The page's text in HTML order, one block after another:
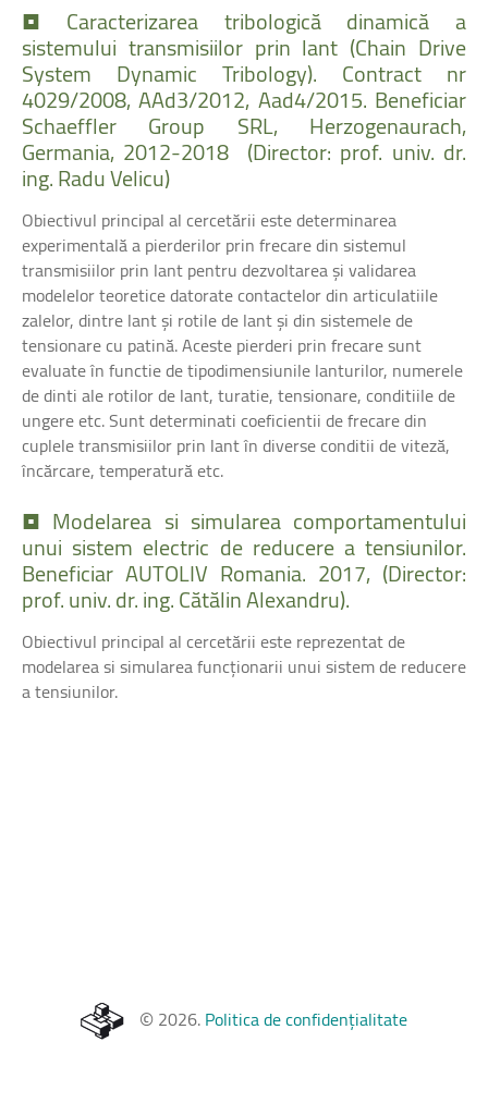
• Caracterizarea tribologică dinamică a
sistemului transmisiilor prin lant (Chain Drive
System Dynamic Tribology). Contract nr
4029/2008, AAd3/2012, Aad4/2015. Beneficiar
Schaeffler Group SRL, Herzogenaurach,
Germania, 2012-2018 (Director: prof. univ. dr.
ing.RaduVelicu)
Obiectivul principal al cercetării este determinarea
experimentală a pierderilor prin frecare din sistemul
transmisiilor prin lant pentru dezvoltarea şi validarea
modelelor teoretice datorate contactelor din articulatiile
zalelor, dintre lant şi rotile de lant şi din sistemele de
tensionare cu patină. Aceste pierderi prin frecare sunt
evaluate în functie de tipodimensiunile lanturilor, numerele
de dinti ale rotilor de lant, turatie, tensionare, conditiile de
ungere etc. Sunt determinati coeficientii de frecare din
cuplele transmisiilor prin lant în diverse conditii de viteză,
încărcare, temperatură etc.
• Modelarea si simularea comportamentului
unui sistem electric de reducere a tensiunilor.
Beneficiar AUTOLIV Romania. 2017, (Director:
prof.univ.dr.ing.CătălinAlexandru).
Obiectivul principal al cercetării este reprezentat de
modelarea si simularea funcționarii unui sistem de reducere
a tensiunilor.
© 2026. Politica de confidențialitate